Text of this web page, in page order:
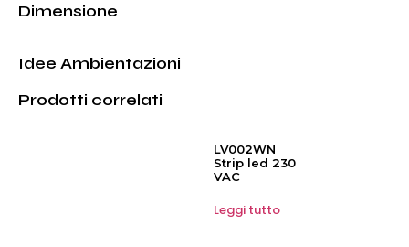
Dimensione
Idee Ambientazioni
Prodotti correlati
LV002WN
Strip led 230
VAC
Leggi tutto